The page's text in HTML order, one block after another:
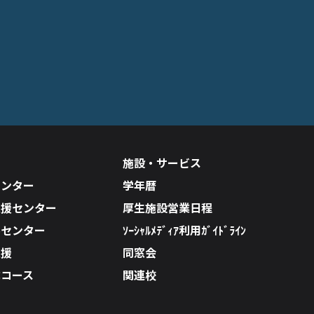
ター
センター
ンター
ース
施設・サービス
学年暦
厚生施設営業日程
ｿｰｼｬﾙﾒﾃﾞｨｱ利用ｶﾞｲﾄﾞﾗｲﾝ
同窓会
関連校